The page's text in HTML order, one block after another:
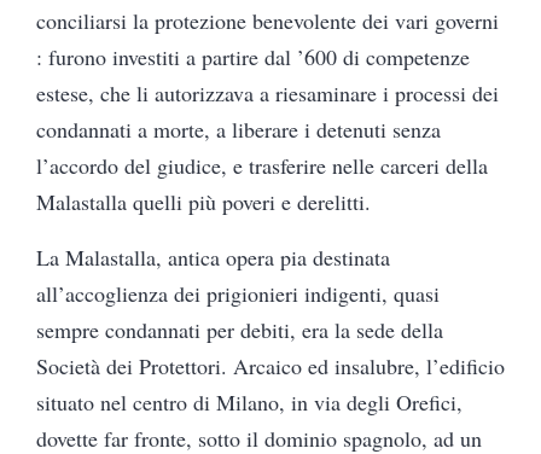
conciliarsi la protezione benevolente dei vari governi
: furono investiti a partire dal ’600 di competenze
estese, che li autorizzava a riesaminare i processi dei
condannati a morte, a liberare i detenuti senza
l’accordo del giudice, e trasferire nelle carceri della
Malastalla quelli più poveri e derelitti.
La Malastalla, antica opera pia destinata
all’accoglienza dei prigionieri indigenti, quasi
sempre condannati per debiti, era la sede della
Società dei Protettori. Arcaico ed insalubre, l’edificio
situato nel centro di Milano, in via degli Orefici,
dovette far fronte, sotto il dominio spagnolo, ad un